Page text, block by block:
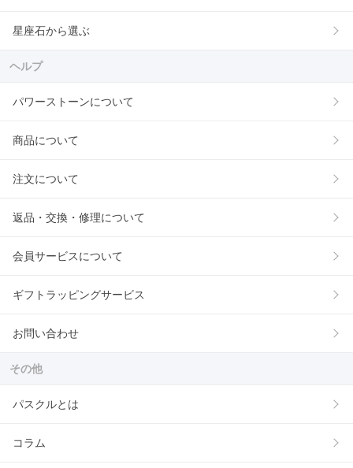
星座石から選ぶ
ヘルプ
パワーストーンについて
商品について
注文について
返品・交換・修理について
会員サービスについて
ギフトラッピングサービス
お問い合わせ
その他
パスクルとは
コラム